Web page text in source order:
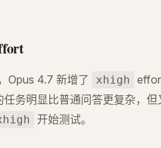
Opus 4.7 新增了 xhigh
务明显比普通问答更复杂，
开始测试。